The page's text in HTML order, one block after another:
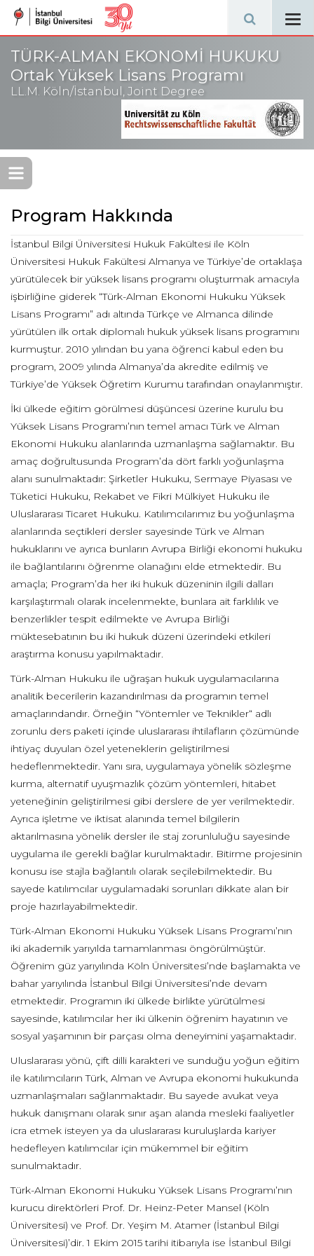
TÜRK-ALMAN EKONOMİ HUKUKU
Ortak Yüksek Lisans Programı
LL.M. Köln/İstanbul, Joint Degree
Program Hakkında
İstanbul Bilgi Üniversitesi Hukuk Fakültesi ile Köln
Üniversitesi Hukuk Fakültesi Almanya ve Türkiye’de ortaklaşa
yürütülecek bir yüksek lisans programı oluşturmak amacıyla
işbirliğine giderek “Türk-Alman Ekonomi Hukuku Yüksek
Lisans Programı” adı altında Türkçe ve Almanca dilinde
yürütülen ilk ortak diplomalı hukuk yüksek lisans programını
kurmuştur. 2010 yılından bu yana öğrenci kabul eden bu
program, 2009 yılında Almanya’da akredite edilmiş ve
Türkiye’de Yüksek Öğretim Kurumu tarafından onaylanmıştır.
İki ülkede eğitim görülmesi düşüncesi üzerine kurulu bu
Yüksek Lisans Programı’nın temel amacı Türk ve Alman
Ekonomi Hukuku alanlarında uzmanlaşma sağlamaktır. Bu
amaç doğrultusunda Program’da dört farklı yoğunlaşma
alanı sunulmaktadır: Şirketler Hukuku, Sermaye Piyasası ve
Tüketici Hukuku, Rekabet ve Fikri Mülkiyet Hukuku ile
Uluslararası Ticaret Hukuku. Katılımcılarımız bu yoğunlaşma
alanlarında seçtikleri dersler sayesinde Türk ve Alman
hukuklarını ve ayrıca bunların Avrupa Birliği ekonomi hukuku
ile bağlantılarını öğrenme olanağını elde etmektedir. Bu
amaçla; Program’da her iki hukuk düzeninin ilgili dalları
karşılaştırmalı olarak incelenmekte, bunlara ait farklılık ve
benzerlikler tespit edilmekte ve Avrupa Birliği
müktesebatının bu iki hukuk düzeni üzerindeki etkileri
araştırma konusu yapılmaktadır.
Türk-Alman Hukuku ile uğraşan hukuk uygulamacılarına
analitik becerilerin kazandırılması da programın temel
amaçlarındandır. Örneğin “Yöntemler ve Teknikler“ adlı
zorunlu ders paketi içinde uluslararası ihtilafların çözümünde
ihtiyaç duyulan özel yeteneklerin geliştirilmesi
hedeflenmektedir. Yanı sıra, uygulamaya yönelik sözleşme
kurma, alternatif uyuşmazlık çözüm yöntemleri, hitabet
yeteneğinin geliştirilmesi gibi derslere de yer verilmektedir.
Ayrıca işletme ve iktisat alanında temel bilgilerin
aktarılmasına yönelik dersler ile staj zorunluluğu sayesinde
uygulama ile gerekli bağlar kurulmaktadır. Bitirme projesinin
konusu ise stajla bağlantılı olarak seçilebilmektedir. Bu
sayede katılımcılar uygulamadaki sorunları dikkate alan bir
proje hazırlayabilmektedir.
Türk-Alman Ekonomi Hukuku Yüksek Lisans Programı’nın
iki akademik yarıyılda tamamlanması öngörülmüştür.
Öğrenim güz yarıyılında Köln Üniversitesi’nde başlamakta ve
bahar yarıyılında İstanbul Bilgi Üniversitesi’nde devam
etmektedir. Programın iki ülkede birlikte yürütülmesi
sayesinde, katılımcılar her iki ülkenin öğrenim hayatının ve
sosyal yaşamının bir parçası olma deneyimini yaşamaktadır.
Uluslararası yönü, çift dilli karakteri ve sunduğu yoğun eğitim
ile katılımcıların Türk, Alman ve Avrupa ekonomi hukukunda
uzmanlaşmaları sağlanmaktadır. Bu sayede avukat veya
hukuk danışmanı olarak sınır aşan alanda mesleki faaliyetler
icra etmek isteyen ya da uluslararası kuruluşlarda kariyer
hedefleyen katılımcılar için mükemmel bir eğitim
sunulmaktadır.
Türk-Alman Ekonomi Hukuku Yüksek Lisans Programı’nın
kurucu direktörleri Prof. Dr. Heinz-Peter Mansel (Köln
Üniversitesi) ve Prof. Dr. Yeşim M. Atamer (İstanbul Bilgi
Üniversitesi)’dir. 1 Ekim 2015 tarihi itibarıyla ise İstanbul Bilgi